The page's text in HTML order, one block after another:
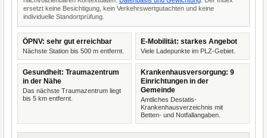
ersetzt keine Besichtigung, kein Verkehrswertgutachten und keine
individuelle Standortprüfung.
ÖPNV: sehr gut erreichbar
Nächste Station bis 500 m entfernt.
E-Mobilität: starkes Angebot
Viele Ladepunkte im PLZ-Gebiet.
Gesundheit: Traumazentrum
in der Nähe
Das nächste Traumazentrum liegt
bis 5 km entfernt.
Krankenhausversorgung: 9
Einrichtungen in der
Gemeinde
Amtliches Destatis-
Krankenhausverzeichnis mit
Betten- und Notfallangaben.